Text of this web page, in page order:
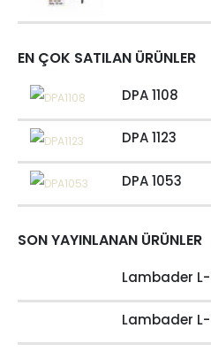
EN ÇOK SATILAN ÜRÜNLER
DPA 1108
DPA 1123
DPA 1053
SON YAYINLANAN ÜRÜNLER
Lambader
Lambader